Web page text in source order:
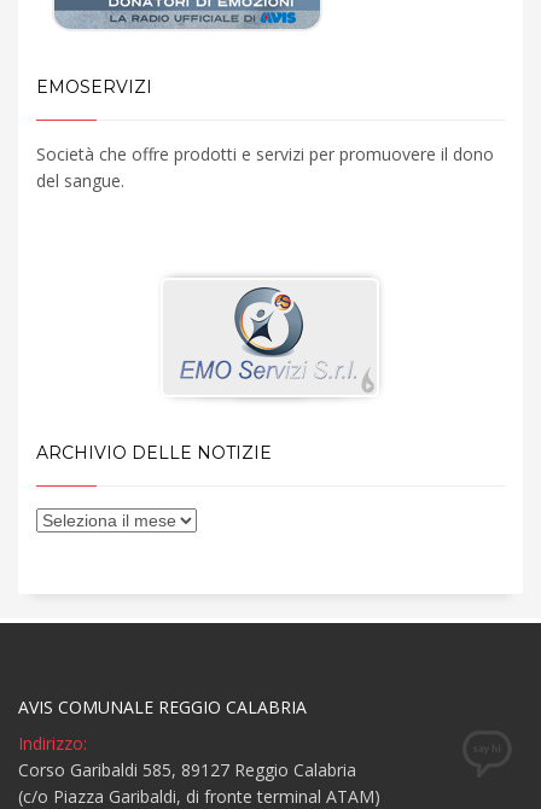
EMOSERVIZI
Società che offre prodotti e servizi per promuovere il dono
del sangue.
ARCHIVIO DELLE NOTIZIE
AVIS COMUNALE REGGIO CALABRIA
Indirizzo:
Corso Garibaldi 585, 89127 Reggio Calabria
(c/o Piazza Garibaldi, di fronte terminal ATAM)